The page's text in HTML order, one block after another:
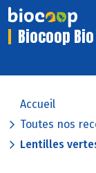
Biocoop
Accueil
Toutes nos
Lentilles